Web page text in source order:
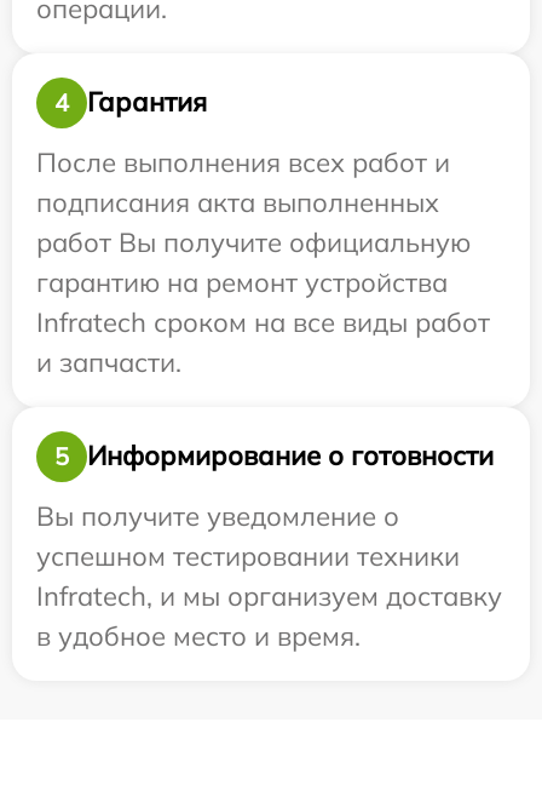
операции.
4
Гарантия
После выполнения всех работ и
подписания акта выполненных
работ Вы получите официальную
гарантию на ремонт устройства
Infratech сроком на все виды работ
и запчасти.
5
Информирование о готовности
Вы получите уведомление о
успешном тестировании техники
Infratech, и мы организуем доставку
в удобное место и время.